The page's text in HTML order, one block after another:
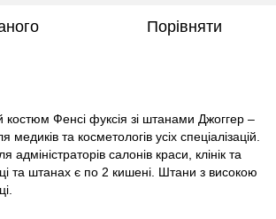
Порівняти
Фенсі фуксія зі штанами Джоггер –
медиків та косметологів усіх спеціалізацій.
адміністраторів салонів краси, клінік та
та штанах є по 2 кишені. Штани з високою